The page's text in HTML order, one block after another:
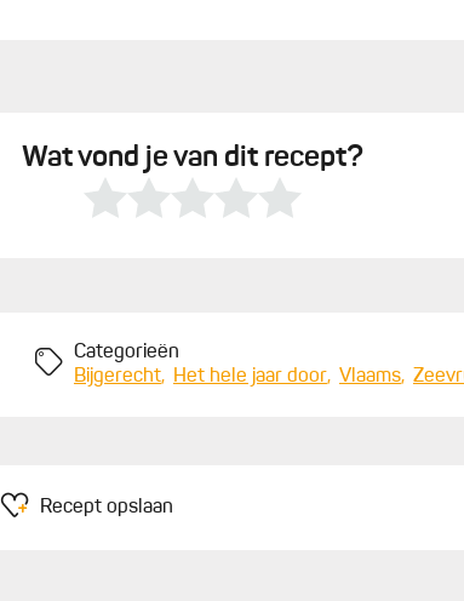
Wat vond je van dit recept?
Categorieën
Bijgerecht
Het hele jaar door Vlaams
Recept opslaan